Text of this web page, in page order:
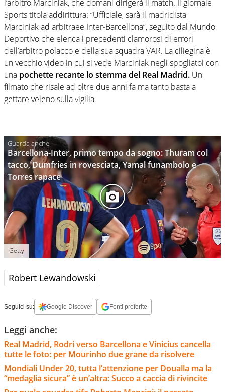
l’arbitro Marciniak, che domani dirigerà il match. Il giornale
Sports titola addirittura: “Ufficiale, sarà il madridista
Marciniak ad arbitraee Inter-Barcellona”, seguito dal Mundo
Deportivo che elenca i precedenti clamorosi di errori
dell’arbitro polacco e della sua squadra VAR. La ciliegina è
un vecchio video in cui si vede Marciniak negli spogliatoi con
una pochette recante lo stemma del Real Madrid. Un
filmato che risale ad oltre due anni fa ma tanto basta a
gettare veleno sulla vigilia.
Barcellona-Inter, primo tempo da sogno: Thuram col
tacco, Dumfries in rovesciata, Yamal funambolo e
Torres rapace
Getty
Robert Lewandowski
Seguici su: Google Discover Fonti preferite
Leggi anche:
Real Madrid, Rodri verso Barcellona e Vinicius cancella
tutte le foto: per Mourinho due grane da risolvere
Mondiali Under 20, tutta l’attenzione per Doualla ma la
“medaglia sicura” è un’altra: Succo a caccia di rivincite